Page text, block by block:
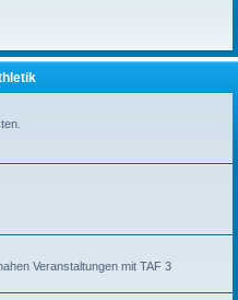
Veranstaltungen mit TAF 3